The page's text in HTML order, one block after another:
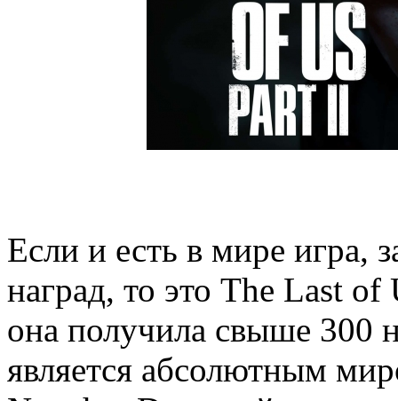
Если и есть в мире игра,
наград, то это The Last
она получила свыше 300
является абсолютным